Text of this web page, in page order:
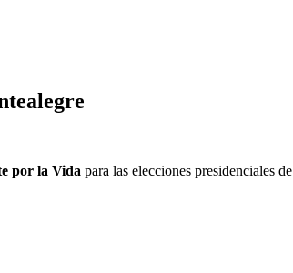
por la Vida para las elecciones presidenciales